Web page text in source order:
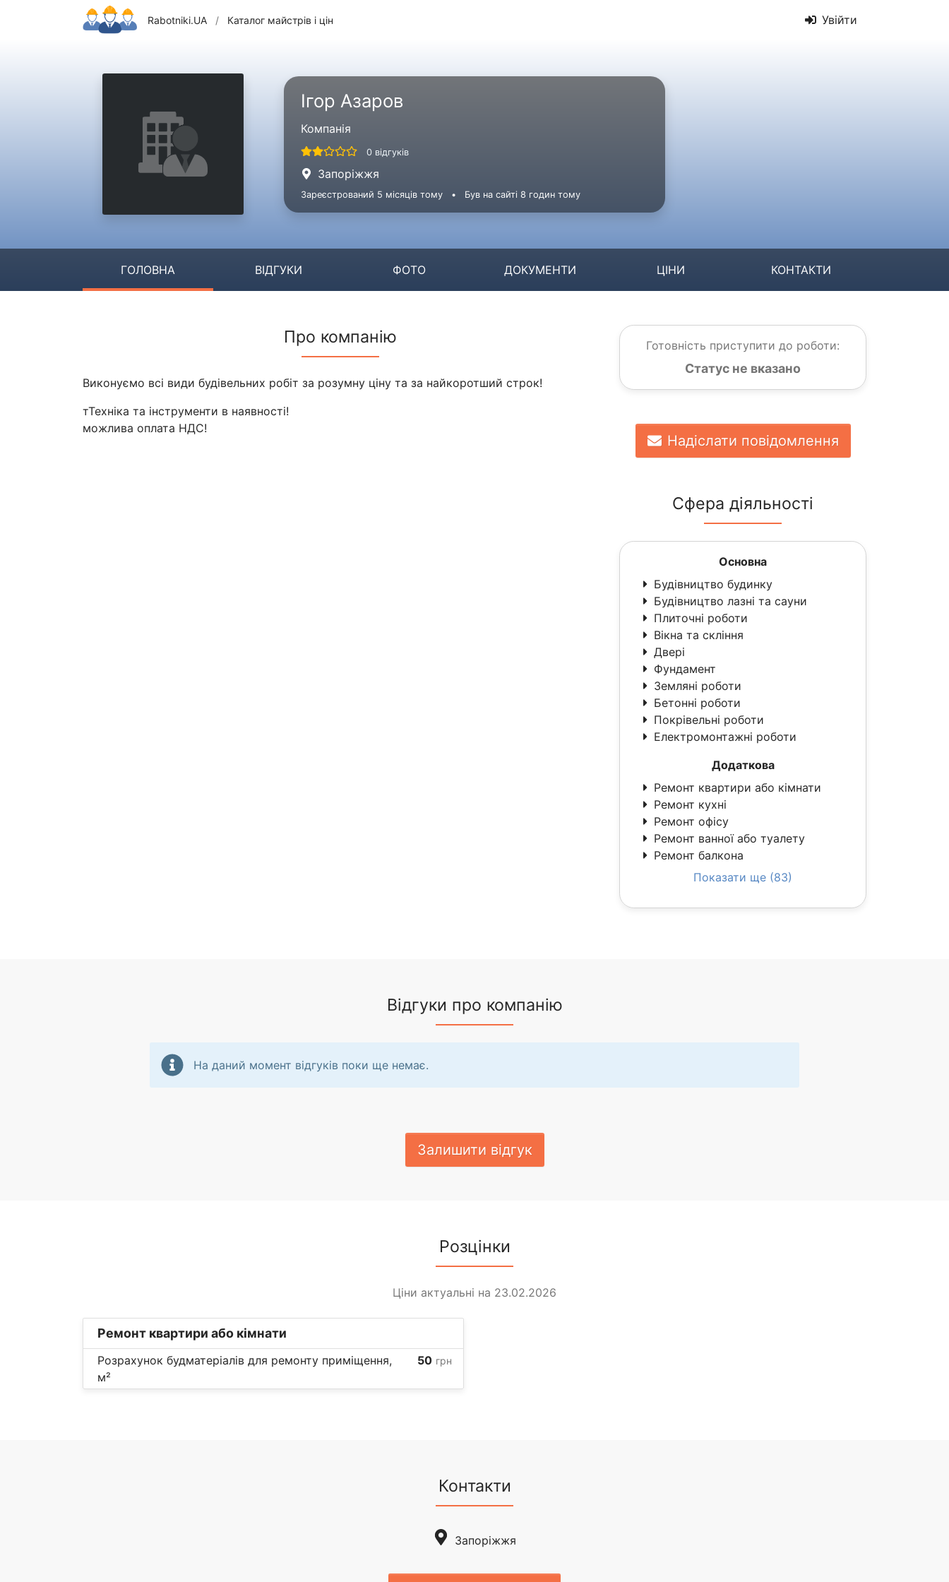
Rabotniki.UA / Каталог майстрів і цін Увійти
Ігор Азаров
Компанія
0 відгуків
Запоріжжя
Зареєстрований 5 місяців тому • Був на сайті 8 годин тому
ГОЛОВНА ВІДГУКИ ФОТО ДОКУМЕНТИ ЦІНИ КОНТАКТИ
Про компанію
Виконуємо всі види будівельних робіт за розумну ціну та за найкоротший строк!
тТехніка та інструменти в наявності!
можлива оплата НДС!
Готовність приступити до роботи:
Статус не вказано
Надіслати повідомлення
Сфера діяльності
Основна
Будівництво будинку
Будівництво лазні та сауни
Плиточні роботи
Вікна та скління
Двері
Фундамент
Земляні роботи
Бетонні роботи
Покрівельні роботи
Електромонтажні роботи
Додаткова
Ремонт квартири або кімнати
Ремонт кухні
Ремонт офісу
Ремонт ванної або туалету
Ремонт балкона
Показати ще (83)
Відгуки про компанію
На даний момент відгуків поки ще немає.
Залишити відгук
Розцінки
Ціни актуальні на 23.02.2026
Ремонт квартири або кімнати
Розрахунок будматеріалів для ремонту приміщення,
м²
50 грн
Контакти
Запоріжжя